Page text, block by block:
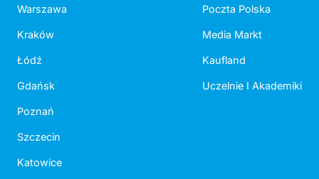
Warszawa
Kraków
Łódź
Gdańsk
Poznań
Szczecin
Katowice
Poczta Polska
Media Markt
Kaufland
Uczelnie I Akademiki